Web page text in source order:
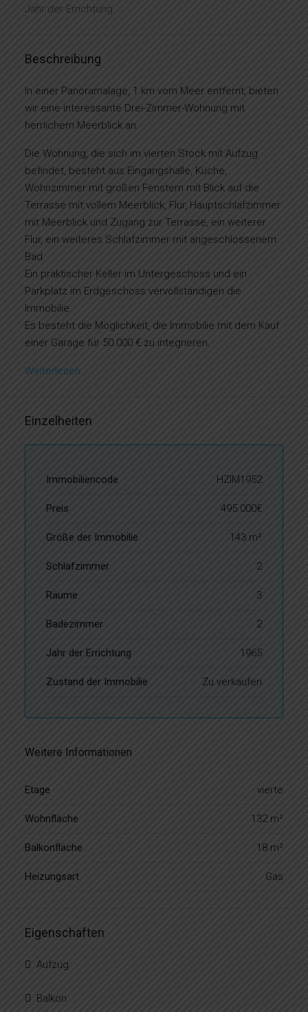
Jahr der Errichtung
Beschreibung
In einer Panoramalage, 1 km vom Meer entfernt, bieten
wir eine interessante Drei-Zimmer-Wohnung mit
herrlichem Meerblick an.
Die Wohnung, die sich im vierten Stock mit Aufzug
befindet, besteht aus Eingangshalle, Küche,
Wohnzimmer mit großen Fenstern mit Blick auf die
Terrasse mit vollem Meerblick, Flur, Hauptschlafzimmer
mit Meerblick und Zugang zur Terrasse, ein weiterer
Flur, ein weiteres Schlafzimmer mit angeschlossenem
Bad.
Ein praktischer Keller im Untergeschoss und ein
Parkplatz im Erdgeschoss vervollständigen die
Immobilie.
Es besteht die Möglichkeit, die Immobilie mit dem Kauf
einer Garage für 50.000 € zu integrieren.
Weiterlesen
Einzelheiten
Immobiliencode HZIM1952
Preis 495.000€
Größe der Immobilie 143 m²
Schlafzimmer 2
Räume 3
Badezimmer 2
Jahr der Errichtung 1965
Zustand der Immobilie Zu verkaufen
Weitere Informationen
Etage vierte
Wohnfläche 132 m²
Balkonfläche 18 m²
Heizungsart Gas
Eigenschaften
Aufzug
Balkon